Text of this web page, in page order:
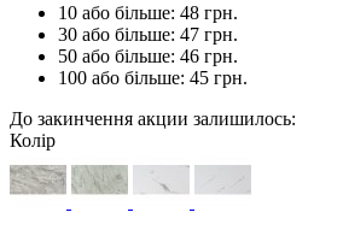
10 або більше: 48 грн.
30 або більше: 47 грн.
50 або більше: 46 грн.
100 або більше: 45 грн.
До закинчення акции залишилось:
Колір